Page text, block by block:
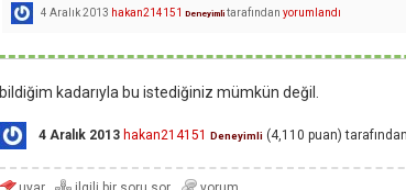
4 Aralık 2013 hakan214151 Deneyimli tarafından yorumlandı
bildiğim kadarıyla bu istediğiniz mümkün değil.
4 Aralık 2013 hakan214151 Deneyimli (4,110 puan) tarafından